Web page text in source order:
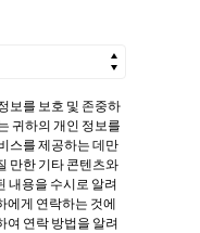
보를 보호 및 존중하
귀하의 개인 정보를
스를 제공하는 데만
만한 기타 콘텐츠와
내용을 수시로 알려
에게 연락하는 것에
여 연락 방법을 알려